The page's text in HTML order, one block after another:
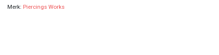
Merk: Piercings Works